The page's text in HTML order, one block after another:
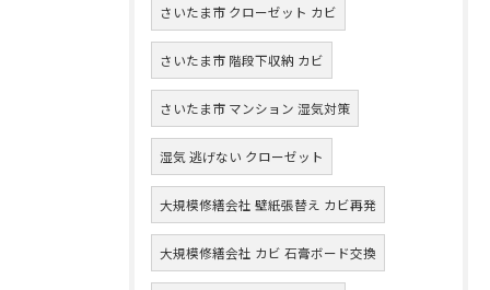
さいたま市 クローゼット カビ
さいたま市 階段下収納 カビ
さいたま市 マンション 湿気対策
湿気 逃げない クローゼット
大規模修繕会社 壁紙張替え カビ再発
大規模修繕会社 カビ 石膏ボード交換